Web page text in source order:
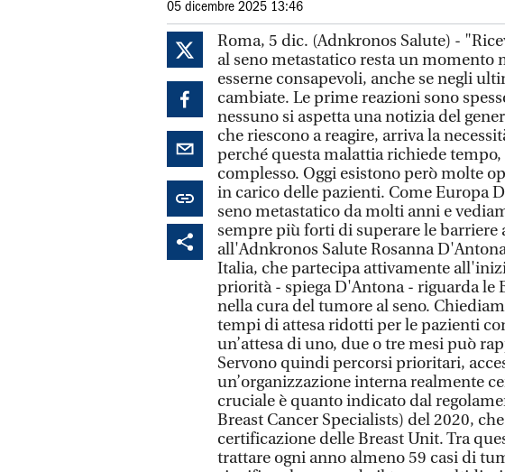
05 dicembre 2025 13:46
Roma, 5 dic. (Adnkronos Salute) -
al seno metastatico resta un
esserne consapevoli, anche se negli
cambiate. Le prime reazioni sono
nessuno si aspetta una notizia del
che riescono a reagire, arriva la
perché questa malattia richiede
complesso. Oggi esistono però molte
in carico delle pazienti. Come Europa
seno metastatico da molti anni e
sempre più forti di superare le barriere
all'Adnkronos Salute Rosanna
Italia, che partecipa attivamente
priorità - spiega D'Antona - riguarda le
nella cura del tumore al seno.
tempi di attesa ridotti per le pazienti
un’attesa di uno, due o tre mesi può
Servono quindi percorsi prioritari,
un’organizzazione interna realmente
cruciale è quanto indicato dal
Breast Cancer Specialists) del 2020,
certificazione delle Breast Unit. Tra
trattare ogni anno almeno 59 casi di